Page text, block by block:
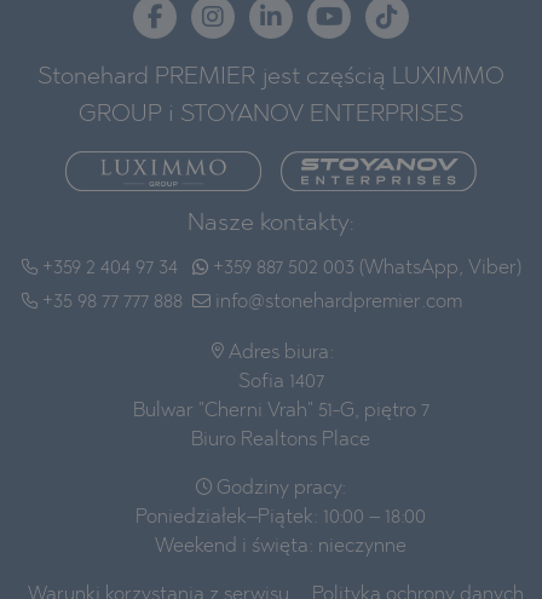
Stonehard PREMIER jest częścią LUXIMMO
GROUP i STOYANOV ENTERPRISES
Nasze kontakty:
+359 2 404 97 34
+35 98 77 777 888
+359 887 502 003 (WhatsApp, Viber)
info@stonehardpremier.com
Adres biura:
Sofia 1407
Bulwar "Cherni Vrah" 51-G, piętro 7
Biuro Realtons Place
Godziny pracy:
Poniedziałek–Piątek: 10:00 – 18:00
Weekend i święta: nieczynne